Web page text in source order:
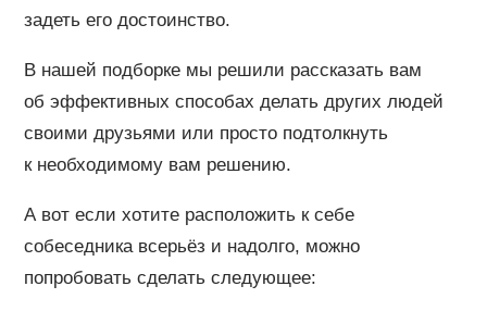
задеть его достоинство.
В нашей подборке мы решили рассказать вам
об эффективных способах делать других людей
своими друзьями или просто подтолкнуть
к необходимому вам решению.
А вот если хотите расположить к себе
собеседника всерьёз и надолго, можно
попробовать сделать следующее: